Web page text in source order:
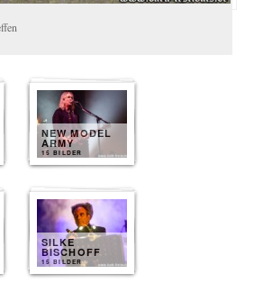
NEW MODEL
ARMY
15 BILDER
SILKE
BISCHOFF
15 BILDER